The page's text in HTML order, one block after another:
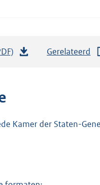
n
Gerelateerd
Kamer der Staten-